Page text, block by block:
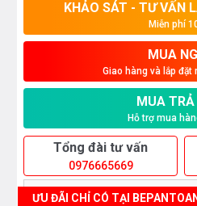
KHẢO SÁT - TƯ VẤN
Miễn phí
MUA
Giao hàng và lắp đặt
MUA TRẢ
Hỗ trợ mua
Tổng đài tư vấn
0976665669
ƯU ĐÃI CHỈ CÓ TẠI